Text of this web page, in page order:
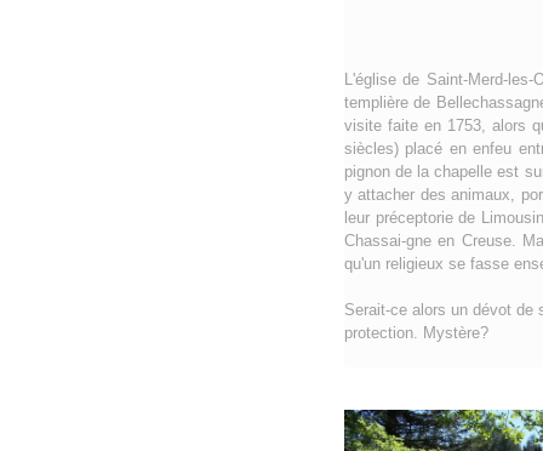
L'église de Saint-Merd-
templière de
visite faite en 1753, alors
siècles) placé en enfeu
pignon de la chapelle est
y attacher des animaux,
leur préceptorie de
Chassai-gne en Creuse.
qu'un religieux se fasse
Serait-ce alors un dévot de
protection. Mystère?